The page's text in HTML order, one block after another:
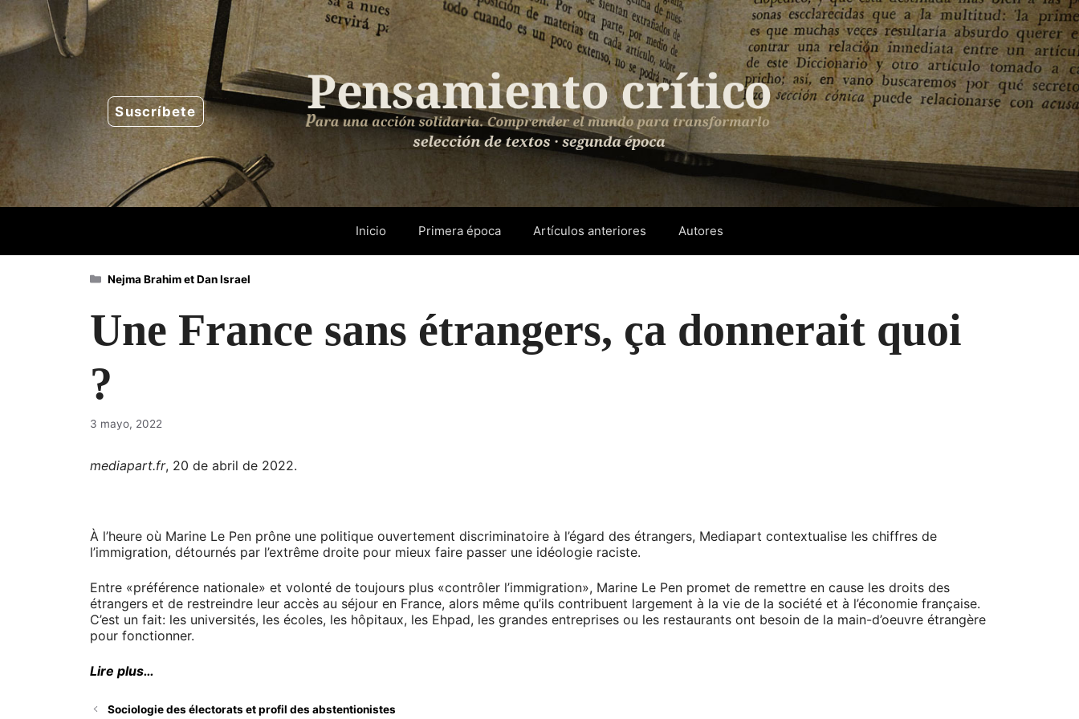
Saltar
al
contenido
Suscríbete
Inicio Primera época Artículos anteriores Autores
Une France sans étrangers, ça donnerait quoi
?
3 mayo, 2022
mediapart.fr, 20 de abril de 2022.
À l’heure où Marine Le Pen prône une politique ouvertement discriminatoire à l’égard des étrangers, Mediapart contextualise les chiffres de
l’immigration, détournés par l’extrême droite pour mieux faire passer une idéologie raciste.
Entre «préférence nationale» et volonté de toujours plus «contrôler l’immigration», Marine Le Pen promet de remettre en cause les droits des
étrangers et de restreindre leur accès au séjour en France, alors même qu’ils contribuent largement à la vie de la société et à l’économie française.
C’est un fait: les universités, les écoles, les hôpitaux, les Ehpad, les grandes entreprises ou les restaurants ont besoin de la main-d’oeuvre étrangère
pour fonctionner.
Lire plus…
Categorías
Nejma Brahim et Dan Israel
Sociologie des électorats et profil des abstentionistes